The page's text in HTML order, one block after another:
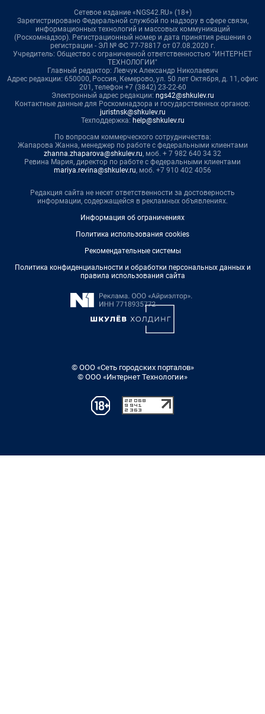
Сетевое издание «NGS42.RU» (18+)
Зарегистрировано Федеральной службой по надзору в сфере связи,
информационных технологий и массовых коммуникаций
(Роскомнадзор). Регистрационный номер и дата принятия решения о
регистрации - ЭЛ № ФС 77-78817 от 07.08.2020 г.
Учредитель: Общество с ограниченной ответственностью "ИНТЕРНЕТ
ТЕХНОЛОГИИ"
Главный редактор: Левчук Александр Николаевич
Адрес редакции: 650000, Россия, Кемерово, ул. 50 лет Октября, д. 11, офис
201, телефон +7 (3842) 23-22-60
Электронный адрес редакции: ngs42@shkulev.ru
Контактные данные для Роскомнадзора и государственных органов:
juristnsk@shkulev.ru
Техподдержка: help@shkulev.ru
По вопросам коммерческого сотрудничества:
Жапарова Жанна, менеджер по работе с федеральными клиентами
zhanna.zhaparova@shkulev.ru, моб. + 7 982 640 34 32
Ревина Мария, директор по работе с федеральными клиентами
mariya.revina@shkulev.ru, моб. +7 910 402 4056
Редакция сайта не несет ответственности за достоверность
информации, содержащейся в рекламных объявлениях.
Информация об ограничениях
Политика использования cookies
Рекомендательные системы
Политика конфиденциальности и обработки персональных данных и
правила использования сайта
© ООО «Сеть городских порталов»
© ООО «Интернет Технологии»